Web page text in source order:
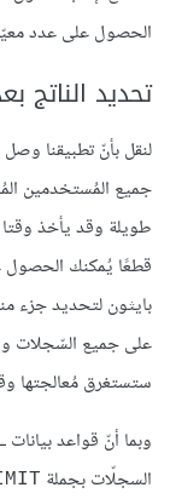
الحصول على عدد
تحديد الناتج
لنقل بأنّ تطبيقنا
جميع المُستخدمين
طويلة وقد يأخذ وقتا
قطعًا يُمكنك الحصول
بايثون لتحديد جزء
على جميع السّجلات
ستستغرق مُعالجتها
السجلّات بجملة